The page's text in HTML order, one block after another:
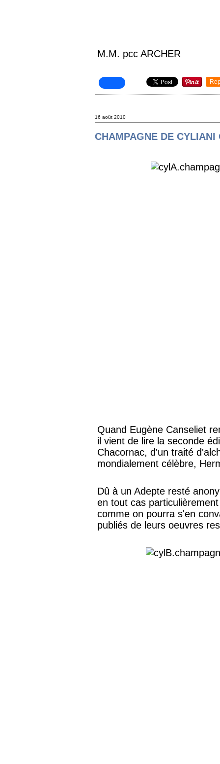
M.M. pcc ARCHER
16 août 2010
CHAMPAGNE DE
Quand Eugène Canseliet
il vient de lire la seconde
Chacornac, d'un traité
mondialement célèbre,
Dû à un Adepte resté
en tout cas
comme on pourra s'en
publiés de leurs oeuvres